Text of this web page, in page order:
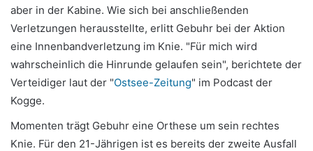
aber in der Kabine. Wie sich bei anschließenden
Verletzungen herausstellte, erlitt Gebuhr bei der Aktion
eine Innenbandverletzung im Knie. "Für mich wird
wahrscheinlich die Hinrunde gelaufen sein", berichtete der
Verteidiger laut der "Ostsee-Zeitung" im Podcast der
Kogge.
Momenten trägt Gebuhr eine Orthese um sein rechtes
Knie. Für den 21-Jährigen ist es bereits der zweite Ausfall